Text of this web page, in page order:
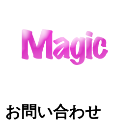
お問い合わせ